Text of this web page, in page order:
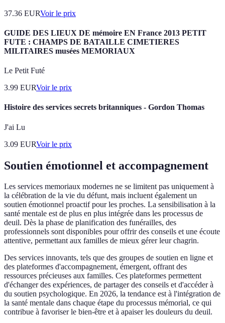
37.36 EURVoir le prix
GUIDE DES LIEUX DE mémoire EN France 2013 PETIT
FUTE : CHAMPS DE BATAILLE CIMETIERES
MILITAIRES musées MEMORIAUX
Le Petit Futé
3.99 EURVoir le prix
Histoire des services secrets britanniques - Gordon Thomas
J'ai Lu
3.09 EURVoir le prix
Soutien émotionnel et accompagnement
Les services memoriaux modernes ne se limitent pas uniquement à
la célébration de la vie du défunt, mais incluent également un
soutien émotionnel proactif pour les proches. La sensibilisation à la
santé mentale est de plus en plus intégrée dans les processus de
deuil. Dès la phase de planification des funérailles, des
professionnels sont disponibles pour offrir des conseils et une écoute
attentive, permettant aux familles de mieux gérer leur chagrin.
Des services innovants, tels que des groupes de soutien en ligne et
des plateformes d'accompagnement, émergent, offrant des
ressources précieuses aux familles. Ces plateformes permettent
d'échanger des expériences, de partager des conseils et d'accéder à
du soutien psychologique. En 2026, la tendance est à l'intégration de
la santé mentale dans chaque étape du processus mémorial, ce qui
contribue à favoriser le bien-être et à apaiser les douleurs du deuil.